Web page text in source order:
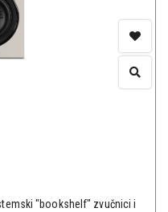
"bookshelf" zvučnici i